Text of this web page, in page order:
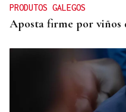
PRODUTOS GALEGOS
Aposta firme por viños